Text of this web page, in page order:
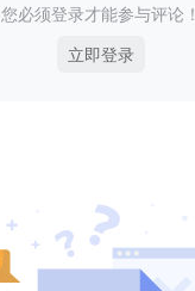
您必须登录才能参与评论！
立即登录